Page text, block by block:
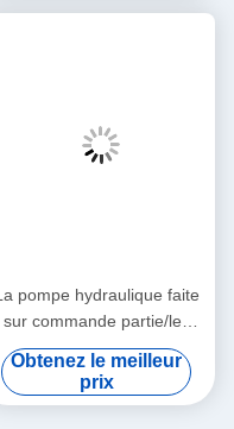
pompe hydraulique faite
sur commande partie/les
pièces de rechange de
pompe hydraulique
réparation d'excavatrice
Obtenez le meilleur
prix